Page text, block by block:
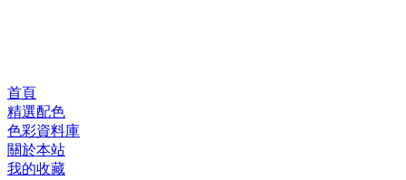
首頁
精選配色
色彩資料庫
關於本站
我的收藏